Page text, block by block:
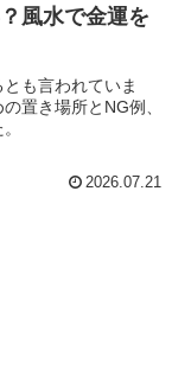
風水で金運を
も言われていま
置き場所とNG例、
2026.07.21